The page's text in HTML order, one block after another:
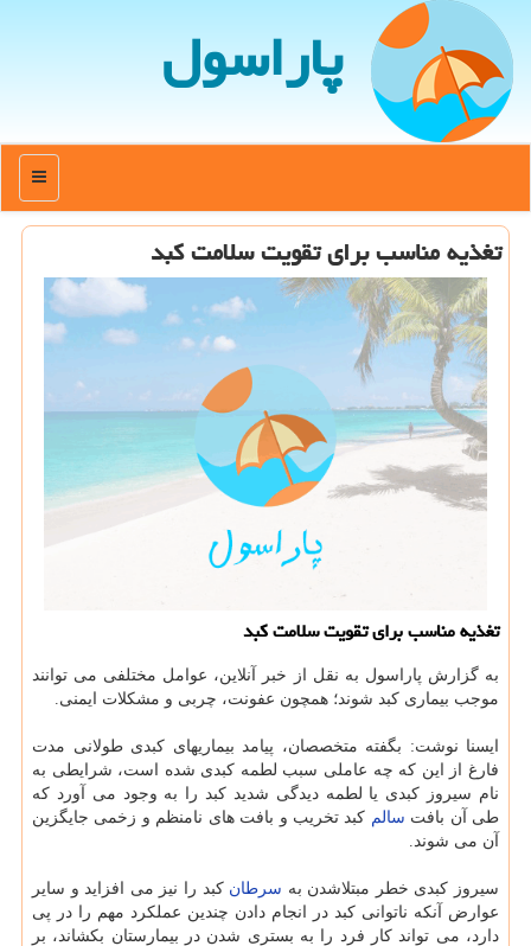
پاراسول
منو
تغذیه مناسب برای تقویت سلامت کبد
تغذیه مناسب برای تقویت سلامت کبد
به گزارش پاراسول به نقل از خبر آنلاین، عوامل مختلفی می توانند
موجب بیماری کبد شوند؛ همچون عفونت، چربی و مشکلات ایمنی.
ایسنا نوشت: بگفته متخصصان، پیامد بیماریهای کبدی طولانی مدت
فارغ از این که چه عاملی سبب لطمه کبدی شده است، شرایطی به
نام سیروز کبدی یا لطمه دیدگی شدید کبد را به وجود می آورد که
طی آن بافت سالم کبد تخریب و بافت های نامنظم و زخمی جایگزین
آن می شوند.
سیروز کبدی خطر مبتلاشدن به سرطان کبد را نیز می افزاید و سایر
عوارض آنکه ناتوانی کبد در انجام دادن چندین عملکرد مهم را در پی
دارد، می تواند کار فرد را به بستری شدن در بیمارستان بکشاند، بر